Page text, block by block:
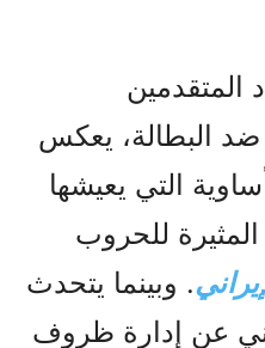
المتقدمين
البطالة، يعكس
التي يعيشها
للحروب
. وبينما يتحدث
عن إدارة ظروف